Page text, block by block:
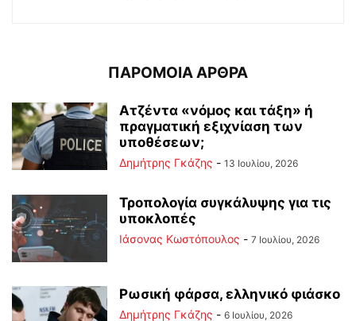
ΠΑΡΟΜΟΙΑ ΑΡΘΡΑ
Ατζέντα «νόμος και τάξη» ή
πραγματική εξιχνίαση των
υποθέσεων;
Δημήτρης Γκάζης - 13 Ιουλίου, 2026
Τροπολογία συγκάλυψης για τις
υποκλοπές
Ιάσονας Κωστόπουλος - 7 Ιουλίου, 2026
Ρωσική φάρσα, ελληνικό φιάσκο
Δημήτρης Γκάζης - 6 Ιουλίου, 2026